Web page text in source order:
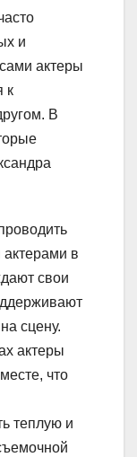
и
актеры
к
В
в
свои
сцену.
актеры
что
теплую и